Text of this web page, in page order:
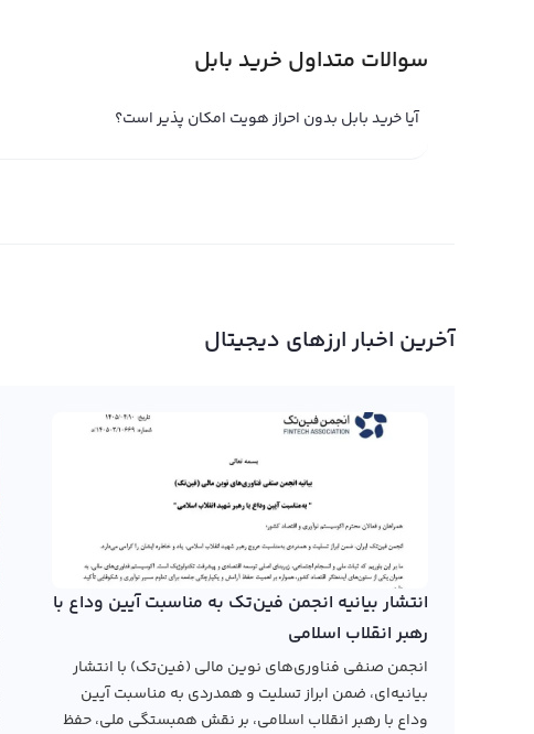
سوالات متداول خرید بابل
آیا خرید بابل بدون احراز هویت امکان پذیر است؟
آخرین اخبار ارزهای دیجیتال
انتشار بیانیه انجمن فین‌تک به مناسبت آیین وداع با
رهبر انقلاب اسلامی
انجمن صنفی فناوری‌های نوین مالی (فین‌تک) با انتشار
بیانیه‌ای، ضمن ابراز تسلیت و همدردی به مناسبت آیین
وداع با رهبر انقلاب اسلامی، بر نقش همبستگی ملی، حفظ